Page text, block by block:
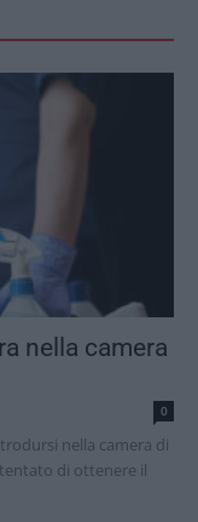
nella camera
0
nella camera di
di ottenere il